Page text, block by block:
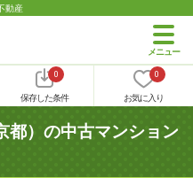
動産
0
保存した条件
0
お気に入り
都）の中古マンション